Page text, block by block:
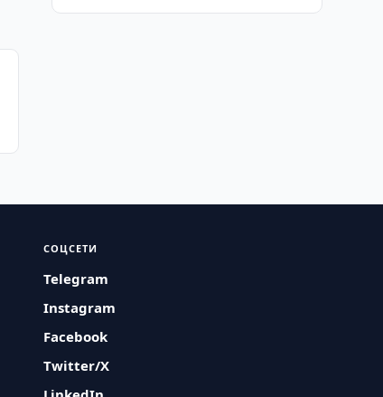
СОЦСЕТИ
Telegram
Instagram
Facebook
Twitter/X